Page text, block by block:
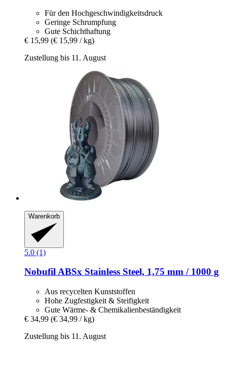
Für den Hochgeschwindigkeitsdruck
Geringe Schrumpfung
Gute Schichthaftung
€ 15,99 (€ 15,99 / kg)
Zustellung bis 11. August
Warenkorb
5.0 (1)
NobufilABSx Stainless Steel, 1,75 mm / 1000 g
Aus recycelten Kunststoffen
Hohe Zugfestigkeit & Steifigkeit
Gute Wärme- & Chemikalienbeständigkeit
€ 34,99 (€ 34,99 / kg)
Zustellung bis 11. August